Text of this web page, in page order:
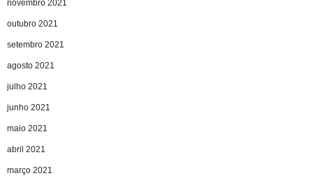
novembro 2021
outubro 2021
setembro 2021
agosto 2021
julho 2021
junho 2021
maio 2021
abril 2021
março 2021